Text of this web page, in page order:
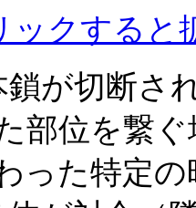
鎖が切断さ
部位を繋
った特定